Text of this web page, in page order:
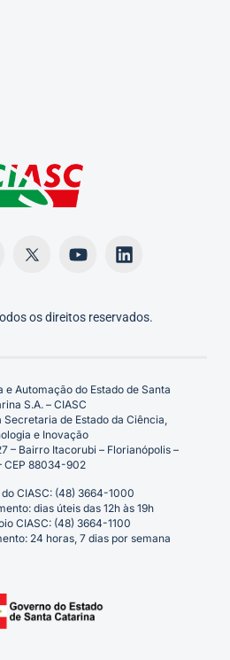
os direitos reservados.
Automação do Estado de Santa
S.A. – CIASC
Secretaria de Estado da Ciência,
e Inovação
– Bairro Itacorubi – Florianópolis –
CEP 88034-902
CIASC: (48) 3664-1000
dias úteis das 12h às 19h
CIASC: (48) 3664-1100
24 horas, 7 dias por semana